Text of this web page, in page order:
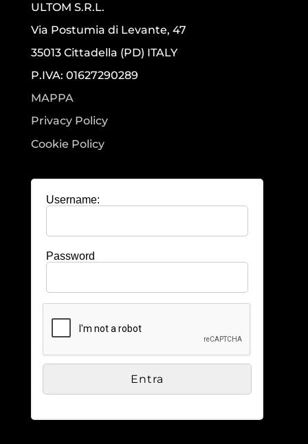
ULTOM S.R.L.
Via Postumia di Levante, 47
35013 Cittadella (PD) ITALY
P.IVA: 01627290289
MAPPA
Privacy Policy
Cookie Policy
Username:
Password